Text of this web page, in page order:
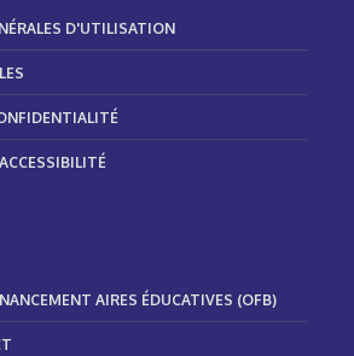
D'UTILISATION
AIRES ÉDUCATIVES (OFB)